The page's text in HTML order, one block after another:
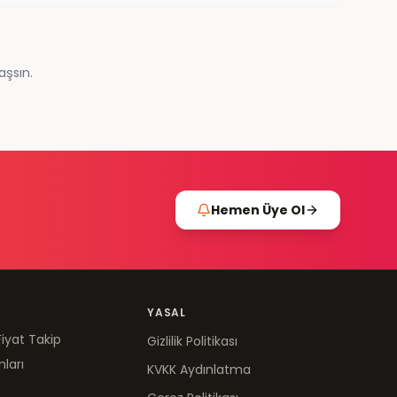
Hemen Üye Ol
Takip
YASAL
Gizlilik Politikası
KVKK Aydınlatma